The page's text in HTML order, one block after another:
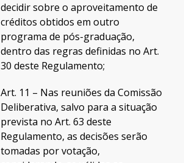
decidir sobre o aproveitamento de
créditos obtidos em outro
programa de pós-graduação,
dentro das regras definidas no Art.
30 deste Regulamento;
Art. 11 – Nas reuniões da Comissão
Deliberativa, salvo para a situação
prevista no Art. 63 deste
Regulamento, as decisões serão
tomadas por votação,